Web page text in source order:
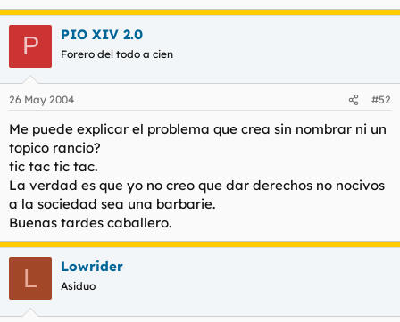
P PIO XIV 2.0
Forero del todo a cien
26 May 2004 #52
Me puede explicar el problema que crea sin nombrar ni un
topico rancio?
tic tac tic tac.
La verdad es que yo no creo que dar derechos no nocivos
a la sociedad sea una barbarie.
Buenas tardes caballero.
L Lowrider
Asiduo